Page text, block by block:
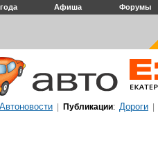
Афиша Форумы
Автоновости Публикации: Дороги